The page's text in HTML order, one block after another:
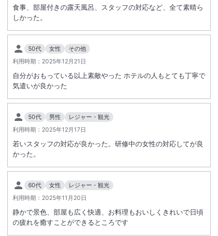
などに関しては、対応致しかねます。
お客様ご自身でご判断のうえ、アレルギーをお持ちのお客様については
ご宿泊の１０日前までにご予約の上お申し出下さいませ。
お願い申し上げます。
【重要】駐車場・フロント・電話対応の一時休止のお知らせとお願い
2025.11.15
この度、当館では従業員が質の高いサービスを継続してご提供できるよ
う、
下記のとおりスタッフの休憩時間を設けさせていただくことになりまし
た。
話での対応を一時的に休止させていただきます。
チェックアウト後のお問い合わせや、新規のご予約・ご来館を予定され
ていたお客様には、大変ご不便、ご迷惑をおかけいたしますことを深く
お詫び申し上げます。
食事、部屋付きの露天風呂、スタッフの対応など、全て素晴ら
しかった。
50代 女性
その他
利用時期： 2025年12月21日
自分がおもっている以上素敵やった ホテルの人もとても丁寧で
気遣いが良かった
50代 男性
レジャー・観光
利用時期： 2025年12月17日
若いスタッフの対応が良かった。研修中の女性の対応してが良
かった。
60代 女性
レジャー・観光
利用時期： 2025年11月20日
静かで景色、部屋も広く快適、お料理もおいしくきれいで日頃
の疲れを癒すことができるところです